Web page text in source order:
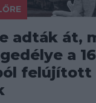
adták át,
a
felújított